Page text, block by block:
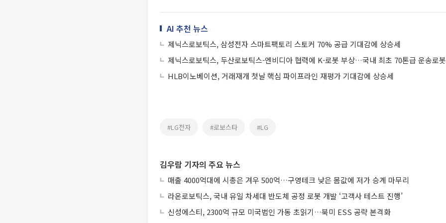
AI 추천 뉴스
제닉스로보틱스, 삼성전자 스마트팩토리 스토커 70% 공급 기대감에 상승세
HLB이노베이션, 거래재개 첫날 핵심 파이프라인 재평가 기대감에 상승세
#LG전자 #로보스타 #LG
김우람 기자의 주요 뉴스
매출 4000억대에 시총은 겨우 500억…구영테크 낮은 몸값에 저가 승계 마무리
라온로보틱스, 국내 유일 차세대 반도체 공정 로봇 개발 ‘고객사 테스트 진행’
신성에스티, 2300억 규모 미국법인 가동 초읽기…북미 ESS 공략 본격화